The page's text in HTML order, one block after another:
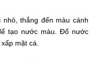
thắng đến màu cánh
tạo nước màu. Đổ nước
mặt cá.